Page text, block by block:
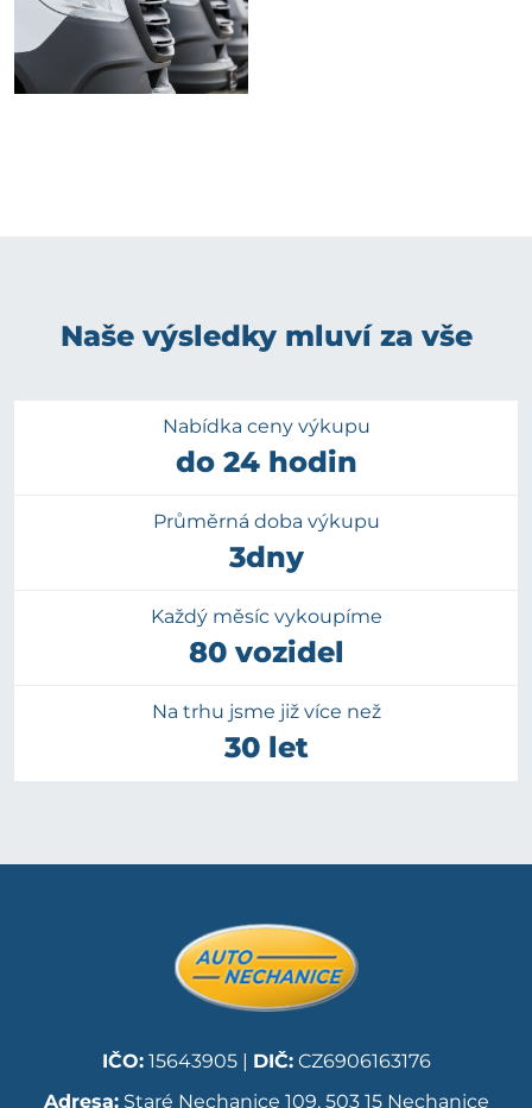
Naše výsledky mluví za vše
Nabídka ceny výkupu
do 24 hodin
Průměrná doba výkupu
3dny
Každý měsíc vykoupíme
80 vozidel
Na trhu jsme již více než
30 let
IČO:15643905 | DIČ:CZ6906163176
Adresa:Staré Nechanice 109, 503 15 Nechanice